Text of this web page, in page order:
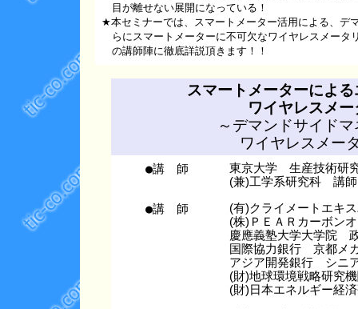
目が離せない展開になっている！
★本セミナーでは、スマートメーター活用による、デ
らにスマートメーターに不可欠なワイヤレスメータ
の講師陣に徹底詳説頂きます！！
スマートメーターによ
ワイヤレスメ
～デマンドサイド
ワイヤレスメー
●講 師
東京大学 生産技術研
(兼)工学系研究科 講師
●講 師
(有)クライメートエキ
(株)ＰＥＡＲカーボン
慶應義塾大学大学院
国際協力銀行 京都メ
アジア開発銀行 シニ
(財)地球環境戦略研究
(財)日本エネルギー経